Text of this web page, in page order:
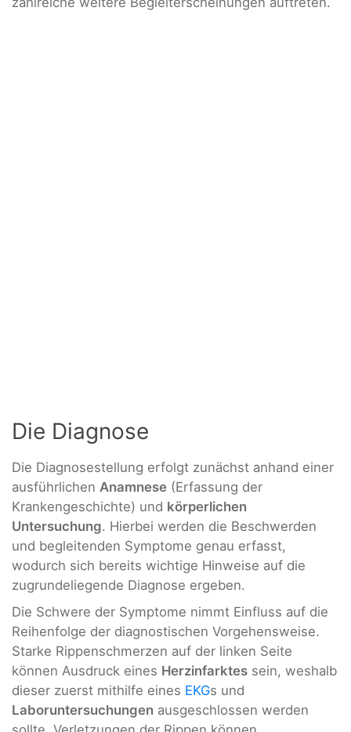
Die Diagnose
Die Diagnosestellung erfolgt zunächst anhand einer
ausführlichen Anamnese (Erfassung der
Krankengeschichte) und körperlichen
Untersuchung. Hierbei werden die Beschwerden
und begleitenden Symptome genau erfasst,
wodurch sich bereits wichtige Hinweise auf die
zugrundeliegende Diagnose ergeben.
Die Schwere der Symptome nimmt Einfluss auf die
Reihenfolge der diagnostischen Vorgehensweise.
Starke Rippenschmerzen auf der linken Seite
können Ausdruck eines Herzinfarktes sein, weshalb
dieser zuerst mithilfe eines EKGs und
Laboruntersuchungen ausgeschlossen werden